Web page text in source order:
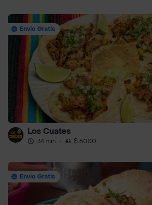
Envío Gratis
Los Cuates
34 min · $ 6000
Envío Gratis